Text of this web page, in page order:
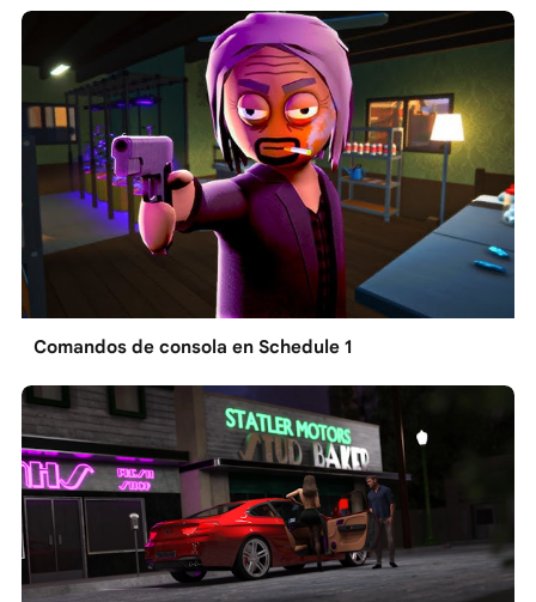
Comandos de consola en Schedule 1